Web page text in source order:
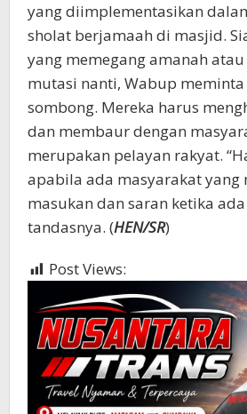
yang diimplementasikan
sholat berjamaah di masjid.
yang memegang amanah
mutasi nanti, Wabup
sombong. Mereka harus
dan membaur dengan
merupakan pelayan rakyat.
apabila ada masyarakat yang
masukan dan saran ketika
tandasnya. (HEN/SR)
Post Views: